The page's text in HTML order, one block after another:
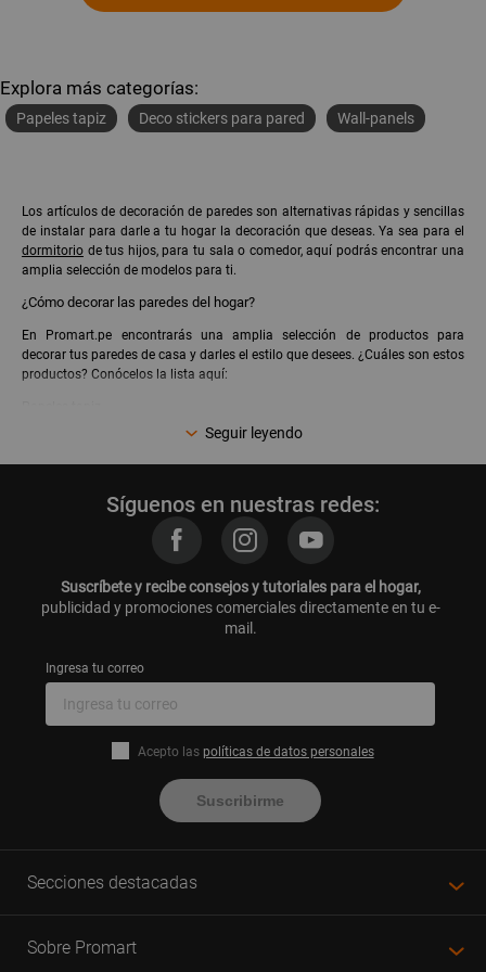
Explora más categorías:
Papeles tapiz Deco stickers para pared Wall-panels
Los artículos de decoración de paredes son alternativas rápidas y sencillas
de instalar para darle a tu hogar la decoración que deseas. Ya sea para el
dormitorio de tus hijos, para tu sala o comedor, aquí podrás encontrar una
amplia selección de modelos para ti.
¿Cómo decorar las paredes del hogar?
En Promart.pe encontrarás una amplia selección de productos para
decorar tus paredes de casa y darles el estilo que desees. ¿Cuáles son estos
productos? Conócelos la lista aquí:
Wall Panels
¡Recuerda que podrás encontrar los artículos de decoración de paredes con
grandes descuentos online durante el
Wall Paneling: Qué es, características y más
¿Qué es una cenefa para decorar paredes?
Seguir leyendo
Síguenos en nuestras redes:
Suscríbete y recibe consejos y tutoriales para el hogar,
publicidad y promociones comerciales directamente en tu e-
mail.
Ingresa tu correo
Acepto las políticas de datos personales
Suscribirme
Secciones destacadas
Sobre Promart